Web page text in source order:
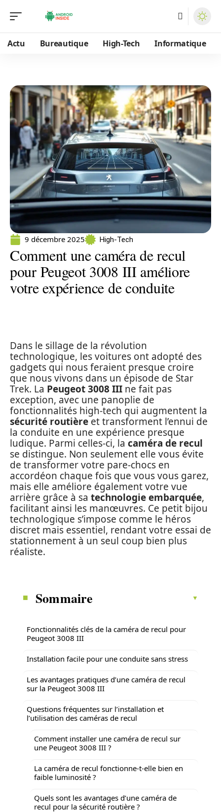
Actu Bureautique High-Tech Informatique
9 décembre 2025 High-Tech
Comment une caméra de recul
pour Peugeot 3008 III améliore
votre expérience de conduite
Dans le sillage de la révolution
technologique, les voitures ont adopté des
gadgets qui nous feraient presque croire
que nous vivons dans un épisode de Star
Trek. La Peugeot 3008 III ne fait pas
exception, avec une panoplie de
fonctionnalités high-tech qui augmentent la
sécurité routière et transforment l’ennui de
la conduite en une expérience presque
ludique. Parmi celles-ci, la caméra de recul
se distingue. Non seulement elle vous évite
de transformer votre pare-chocs en
accordéon chaque fois que vous vous garez,
mais elle améliore également votre vue
arrière grâce à sa technologie embarquée,
facilitant ainsi les manœuvres. Ce petit bijou
technologique s’impose comme le héros
discret mais essentiel, rendant votre essai de
stationnement à un seul coup bien plus
réaliste.
Sommaire
Fonctionnalités clés de la caméra de recul pour
Peugeot 3008 III
Installation facile pour une conduite sans stress
Les avantages pratiques d’une caméra de recul
sur la Peugeot 3008 III
Questions fréquentes sur l’installation et
l’utilisation des caméras de recul
Comment installer une caméra de recul sur
une Peugeot 3008 III ?
La caméra de recul fonctionne-t-elle bien en
faible luminosité ?
Quels sont les avantages d’une caméra de
recul pour la sécurité routière ?